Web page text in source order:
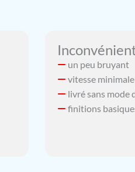
un peu bruyant
vitesse
livré sans mode
finitions